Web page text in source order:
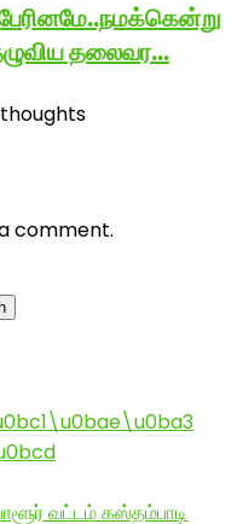
தலைவர…
comment.
வட்டம் கஸ்தம்பாடி